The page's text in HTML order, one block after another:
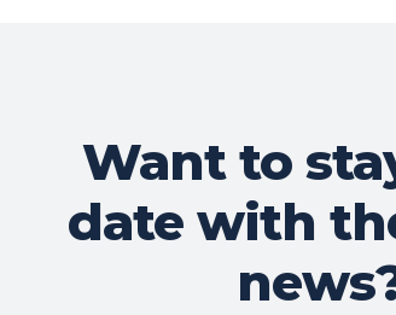
Want to
date with